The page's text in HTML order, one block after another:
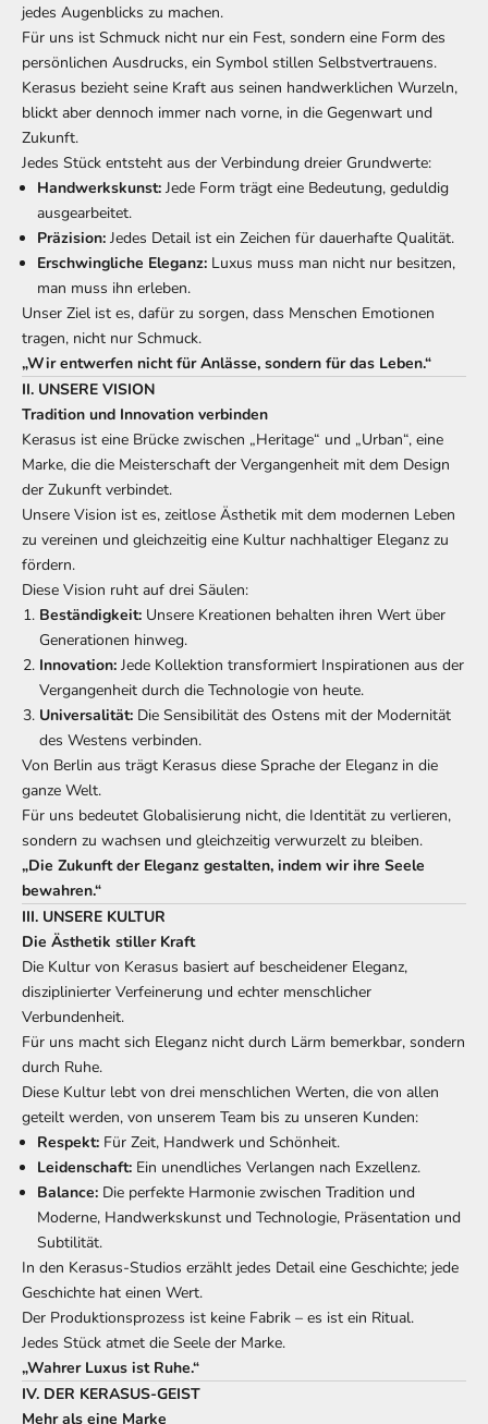
jedes Augenblicks zu machen.
Für uns ist Schmuck nicht nur ein Fest, sondern eine Form des
persönlichen Ausdrucks, ein Symbol stillen Selbstvertrauens.
Kerasus bezieht seine Kraft aus seinen handwerklichen Wurzeln,
blickt aber dennoch immer nach vorne, in die Gegenwart und
Zukunft.
Jedes Stück entsteht aus der Verbindung dreier Grundwerte:
Handwerkskunst: Jede Form trägt eine Bedeutung, geduldig
ausgearbeitet.
Präzision: Jedes Detail ist ein Zeichen für dauerhafte Qualität.
Erschwingliche Eleganz: Luxus muss man nicht nur besitzen,
man muss ihn erleben.
Unser Ziel ist es, dafür zu sorgen, dass Menschen Emotionen
tragen, nicht nur Schmuck.
„Wir entwerfen nicht für Anlässe, sondern für das Leben.“
II. UNSERE VISION
Tradition und Innovation verbinden
Kerasus ist eine Brücke zwischen „Heritage“ und „Urban“, eine
Marke, die die Meisterschaft der Vergangenheit mit dem Design
der Zukunft verbindet.
Unsere Vision ist es, zeitlose Ästhetik mit dem modernen Leben
zu vereinen und gleichzeitig eine Kultur nachhaltiger Eleganz zu
fördern.
Diese Vision ruht auf drei Säulen:
Beständigkeit: Unsere Kreationen behalten ihren Wert über
Generationen hinweg.
Innovation: Jede Kollektion transformiert Inspirationen aus der
Vergangenheit durch die Technologie von heute.
Universalität: Die Sensibilität des Ostens mit der Modernität
des Westens verbinden.
Von Berlin aus trägt Kerasus diese Sprache der Eleganz in die
ganze Welt.
Für uns bedeutet Globalisierung nicht, die Identität zu verlieren,
sondern zu wachsen und gleichzeitig verwurzelt zu bleiben.
„Die Zukunft der Eleganz gestalten, indem wir ihre Seele
bewahren.“
III. UNSERE KULTUR
Die Ästhetik stiller Kraft
Die Kultur von Kerasus basiert auf bescheidener Eleganz,
disziplinierter Verfeinerung und echter menschlicher
Verbundenheit.
Für uns macht sich Eleganz nicht durch Lärm bemerkbar, sondern
durch Ruhe.
Diese Kultur lebt von drei menschlichen Werten, die von allen
geteilt werden, von unserem Team bis zu unseren Kunden:
Respekt: ​​Für Zeit, Handwerk und Schönheit.
Leidenschaft: Ein unendliches Verlangen nach Exzellenz.
Balance: Die perfekte Harmonie zwischen Tradition und
Moderne, Handwerkskunst und Technologie, Präsentation und
Subtilität.
In den Kerasus-Studios erzählt jedes Detail eine Geschichte; jede
Geschichte hat einen Wert.
Der Produktionsprozess ist keine Fabrik – es ist ein Ritual.
Jedes Stück atmet die Seele der Marke.
„Wahrer Luxus ist Ruhe.“
IV. DER KERASUS-GEIST
Mehr als eine Marke